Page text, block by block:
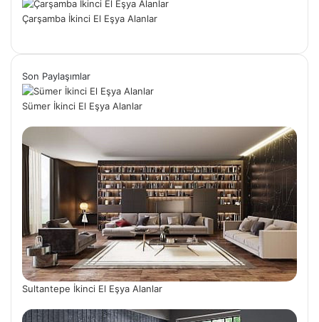
Çarşamba İkinci El Eşya Alanlar
Son Paylaşımlar
Sümer İkinci El Eşya Alanlar
Sultantepe İkinci El Eşya Alanlar